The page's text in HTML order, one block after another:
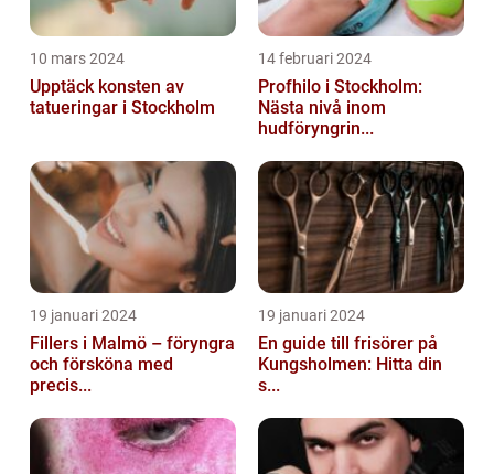
10 mars 2024
Upptäck konsten av
tatueringar i Stockholm
14 februari 2024
Profhilo i Stockholm:
Nästa nivå inom
hudföryngrin...
19 januari 2024
Fillers i Malmö – föryngra
och försköna med
precis...
19 januari 2024
En guide till frisörer på
Kungsholmen: Hitta din
s...